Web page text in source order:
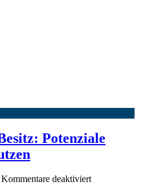
Potenziale
Kommentare deaktiviertfür